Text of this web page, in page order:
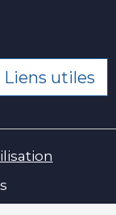
Liens utiles